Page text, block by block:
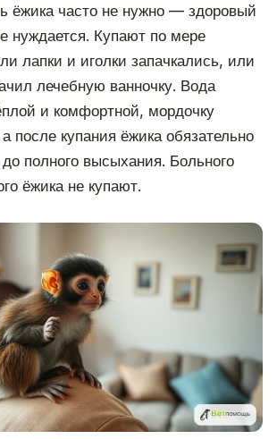
ёжика часто не нужно — здоровый
нуждается. Купают по мере
лапки и иголки запачкались, или
лечебную ванночку. Вода
и комфортной, мордочку
после купания ёжика обязательно
полного высыхания. Больного
ёжика не купают.